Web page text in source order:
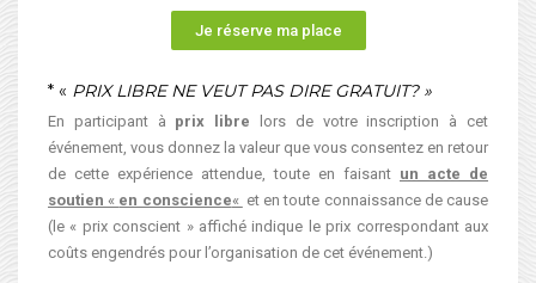
Je réserve ma place
* « PRIX LIBRE NE VEUT PAS DIRE GRATUIT? »
En participant à prix libre lors de votre inscription à cet
événement, vous donnez la valeur que vous consentez en retour
de cette expérience attendue, toute en faisant un acte de
soutien « en conscience« et en toute connaissance de cause
(le « prix conscient » affiché indique le prix correspondant aux
coûts engendrés pour l’organisation de cet événement.)